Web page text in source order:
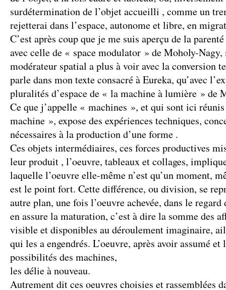
surdétermination de l’objet accueilli , comme un
rejetterai dans l’espace, autonome et libre, en
C’est après coup que je me suis aperçu de la
avec celle de « space modulator » de Moholy-Nagy,
modérateur spatial a plus à voir avec la conversion
parle dans mon texte consacré à Eureka, qu’avec
pluralités d’espace de « la machine à lumière » de
Ce que j’appelle « machines », et qui sont ici
machine », expose des expériences techniques,
nécessaires à la production d’une forme .
Ces objets intermédiaires, ces forces productives
leur produit , l’oeuvre, tableaux et collages,
laquelle l’oeuvre elle-même n’est qu’un moment,
est le point fort. Cette différence, ou division, se
autre plan, une fois l’oeuvre achevée, dans le
en assure la maturation, c’est à dire la somme des
visible et disponibles au déroulement imaginaire,
qui les a engendrés. L’oeuvre, après avoir assumé
possibilités des machines,
les délie à nouveau.
Autrement dit ces oeuvres choisies et rassemblées